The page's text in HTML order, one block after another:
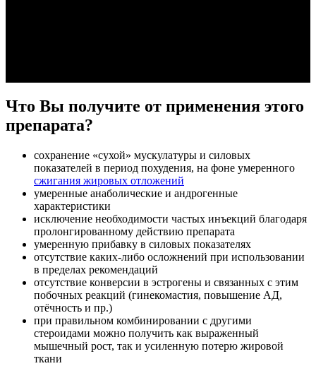
Что Вы получите от применения этого
препарата?
сохранение «сухой» мускулатуры и силовых
показателей в период похудения, на фоне умеренного
сжигания жировых отложений
умеренные анаболические и андрогенные
характеристики
исключение необходимости частых инъекций благодаря
пролонгированному действию препарата
умеренную прибавку в силовых показателях
отсутствие каких-либо осложнений при использовании
в пределах рекомендаций
отсутствие конверсии в эстрогены и связанных с этим
побочных реакций (гинекомастия, повышение АД,
отёчность и пр.)
при правильном комбинировании с другими
стероидами можно получить как выраженный
мышечный рост, так и усиленную потерю жировой
ткани